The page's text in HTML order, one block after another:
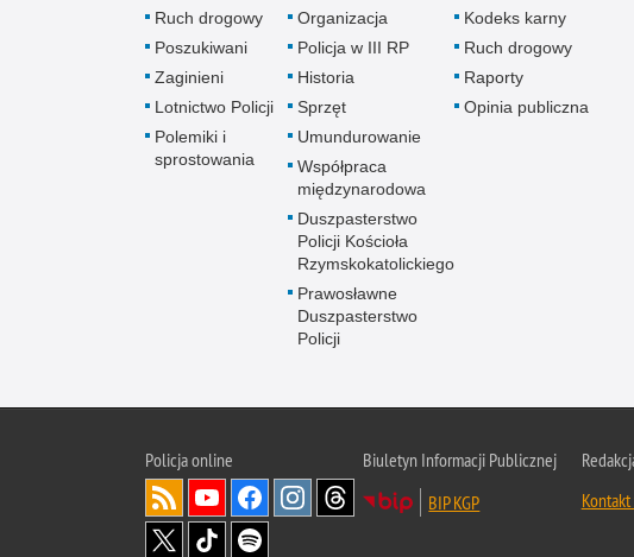
Ruch drogowy
Poszukiwani
Zaginieni
Lotnictwo Policji
Polemiki i
sprostowania
Organizacja
Policja w III RP
Historia
Sprzęt
Umundurowanie
Współpraca
międzynarodowa
Duszpasterstwo
Policji Kościoła
Rzymskokatolickiego
Prawosławne
Duszpasterstwo
Policji
Kodeks karny
Ruch drogowy
Raporty
Opinia publiczna
Policjaonline
Biuletyn Informacji Publicznej
BIP KGP